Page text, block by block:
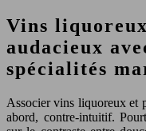
Vins
audacieux
spécialités
Associer vins liquoreux et
abord, contre-intuitif.